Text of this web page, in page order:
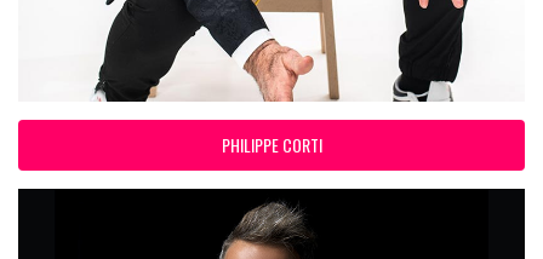
PHILIPPE CORTI